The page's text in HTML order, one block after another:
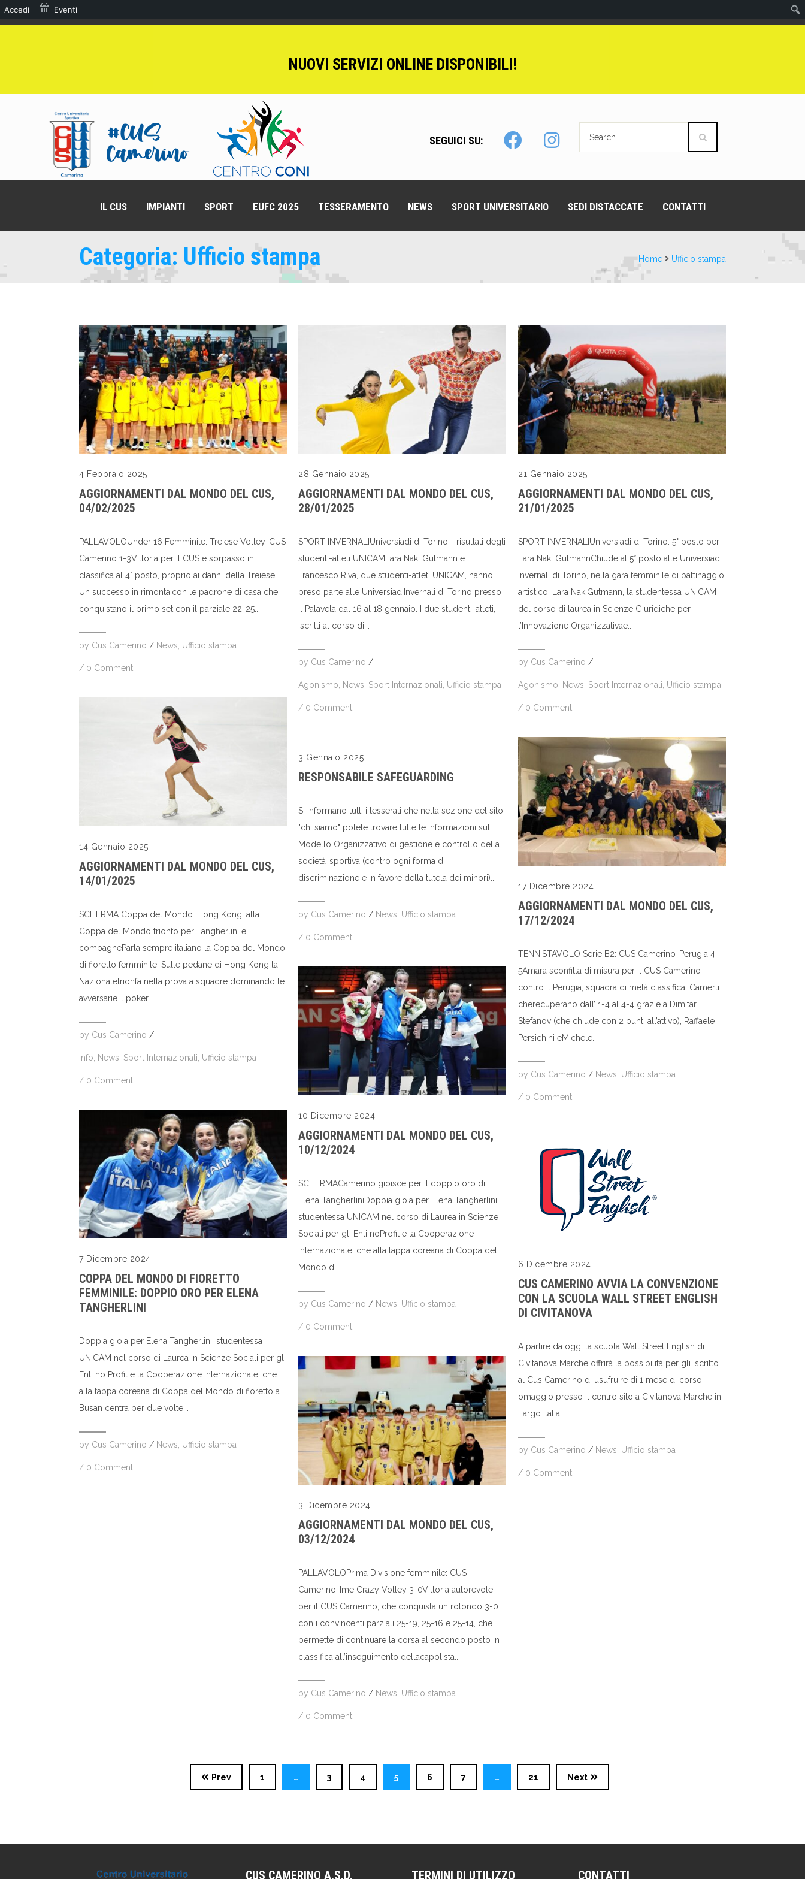
Accedi Eventi
NUOVI SERVIZI ONLINE DISPONIBILI!
SEGUICI SU:
IL CUS IMPIANTI SPORT EUFC 2025 TESSERAMENTO NEWS SPORT UNIVERSITARIO SEDI DISTACCATE CONTATTI
Categoria: Ufficio stampa Home Ufficio stampa
4 Febbraio 2025
AGGIORNAMENTI DAL MONDO DEL CUS,
04/02/2025
PALLAVOLOUnder 16 Femminile: Treiese Volley-CUS
Camerino 1-3Vittoria per il CUS e sorpasso in
classifica al 4° posto, proprio ai danni della Treiese.
Un successo in rimonta,con le padrone di casa che
conquistano il primo set con il parziale 22-25....
by Cus Camerino / News, Ufficio stampa
/ 0 Comment
28 Gennaio 2025
AGGIORNAMENTI DAL MONDO DEL CUS,
28/01/2025
SPORT INVERNALIUniversiadi di Torino: i risultati degli
studenti-atleti UNICAMLara Naki Gutmann e
Francesco Riva, due studenti-atleti UNICAM, hanno
preso parte alle UniversiadiInvernali di Torino presso
il Palavela dal 16 al 18 gennaio. I due studenti-atleti,
iscritti al corso di...
by Cus Camerino /
Agonismo, News, Sport Internazionali, Ufficio stampa
/ 0 Comment
21 Gennaio 2025
AGGIORNAMENTI DAL MONDO DEL CUS,
21/01/2025
SPORT INVERNALIUniversiadi di Torino: 5° posto per
Lara Naki GutmannChiude al 5° posto alle Universiadi
Invernali di Torino, nella gara femminile di pattinaggio
artistico, Lara NakiGutmann, la studentessa UNICAM
del corso di laurea in Scienze Giuridiche per
l’Innovazione Organizzativae...
by Cus Camerino /
Agonismo, News, Sport Internazionali, Ufficio stampa
/ 0 Comment
14 Gennaio 2025
AGGIORNAMENTI DAL MONDO DEL CUS,
14/01/2025
SCHERMA Coppa del Mondo: Hong Kong, alla
Coppa del Mondo trionfo per Tangherlini e
compagneParla sempre italiano la Coppa del Mondo
di fioretto femminile. Sulle pedane di Hong Kong la
Nazionaletrionfa nella prova a squadre dominando le
avversarie.Il poker...
by Cus Camerino /
Info, News, Sport Internazionali, Ufficio stampa
/ 0 Comment
3 Gennaio 2025
RESPONSABILE SAFEGUARDING
Si informano tutti i tesserati che nella sezione del sito
"chi siamo" potete trovare tutte le informazioni sul
Modello Organizzativo di gestione e controllo della
società’ sportiva (contro ogni forma di
discriminazione e in favore della tutela dei minori)...
by Cus Camerino / News Ufficio stampa
/ 0 Comment
17 Dicembre 2024
AGGIORNAMENTI DAL MONDO DEL CUS,
17/12/2024
TENNISTAVOLO Serie B2: CUS Camerino-Perugia 4-
5Amara sconfitta di misura per il CUS Camerino
contro il Perugia, squadra di metà classifica. Camerti
cherecuperano dall’ 1-4 al 4-4 grazie a Dimitar
Stefanov (che chiude con 2 punti all’attivo), Raffaele
Persichini eMichele...
by Cus Camerino / News, Ufficio stampa
/ 0 Comment
10 Dicembre 2024
AGGIORNAMENTI DAL MONDO DEL CUS,
10/12/2024
SCHERMACamerino gioisce per il doppio oro di
Elena TangherliniDoppia gioia per Elena Tangherlini,
studentessa UNICAM nel corso di Laurea in Scienze
Sociali per gli Enti noProfit e la Cooperazione
Internazionale, che alla tappa coreana di Coppa del
Mondo di...
by Cus Camerino / News, Ufficio stampa
/ 0 Comment
7 Dicembre 2024
COPPA DEL MONDO DI FIORETTO
FEMMINILE: DOPPIO ORO PER ELENA
TANGHERLINI
Doppia gioia per Elena Tangherlini, studentessa
UNICAM nel corso di Laurea in Scienze Sociali per gli
Enti no Profit e la Cooperazione Internazionale, che
alla tappa coreana di Coppa del Mondo di fioretto a
Busan centra per due volte...
by Cus Camerino / News, Ufficio stampa
/ 0 Comment
6 Dicembre 2024
CUS CAMERINO AVVIA LA CONVENZIONE
CON LA SCUOLA WALL STREET ENGLISH
DI CIVITANOVA
A partire da oggi la scuola Wall Street English di
Civitanova Marche offrirà la possibilità per gli iscritto
al Cus Camerino di usufruire di 1 mese di corso
omaggio presso il centro sito a Civitanova Marche in
Largo Italia,...
by Cus Camerino / News Ufficio stampa
/ 0 Comment
3 Dicembre 2024
AGGIORNAMENTI DAL MONDO DEL CUS,
03/12/2024
PALLAVOLOPrima Divisione femminile: CUS
Camerino-Ime Crazy Volley 3-0Vittoria autorevole
per il CUS Camerino, che conquista un rotondo 3-0
con i convincenti parziali 25-19, 25-16 e 25-14, che
permette di continuare la corsa al secondo posto in
classifica all’inseguimento dellacapolista...
by Cus Camerino / News, Ufficio stampa
/ 0 Comment
Prev 1 … 3 4 5 6 7 … 21 Next
CUS CAMERINO A.S.D. TERMINI DI UTILIZZO CONTATTI